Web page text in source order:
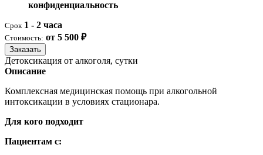
конфиденциальность
Срок 1 - 2 часа
Стоимость: от 5 500 ₽
Заказать
Детоксикация от алкоголя, сутки
Описание
Комплексная медицинская помощь при алкогольной
интоксикации в условиях стационара.
Для кого подходит
Пациентам с: